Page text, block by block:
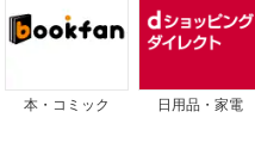
本・コミック 日用品・家電